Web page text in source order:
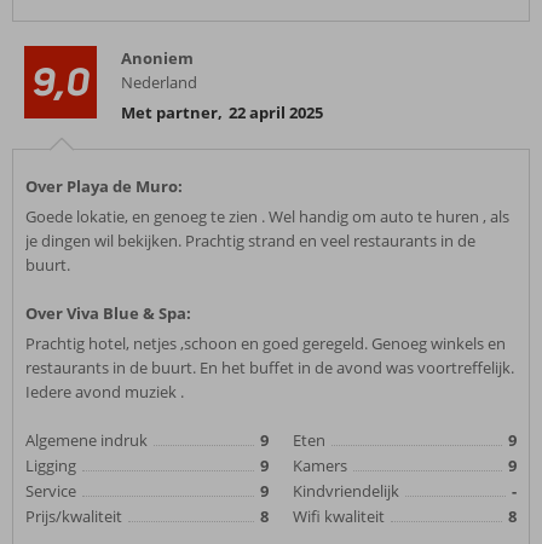
9,0
Anoniem
Nederland
Met partner, 22 april 2025
Over Playa de Muro:
Goede lokatie, en genoeg te zien . Wel handig om auto te huren , als
je dingen wil bekijken. Prachtig strand en veel restaurants in de
buurt.
Over Viva Blue & Spa:
Prachtig hotel, netjes ,schoon en goed geregeld. Genoeg winkels en
restaurants in de buurt. En het buffet in de avond was voortreffelijk.
Iedere avond muziek .
Algemene indruk
9
Ligging
9
Service
9
Prijs/kwaliteit
8
Eten
9
Kamers
9
Kindvriendelijk
-
Wifi kwaliteit
8